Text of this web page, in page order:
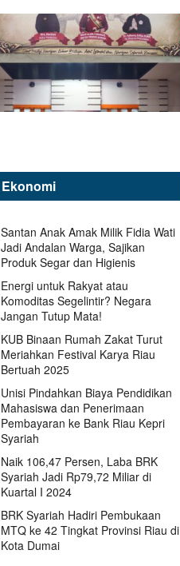
Ekonomi
Santan Anak Amak Milik Fidia Wati
Jadi Andalan Warga, Sajikan
Produk Segar dan Higienis
Energi untuk Rakyat atau
Komoditas Segelintir? Negara
Jangan Tutup Mata!
KUB Binaan Rumah Zakat Turut
Meriahkan Festival Karya Riau
Bertuah 2025
Unisi Pindahkan Biaya Pendidikan
Mahasiswa dan Penerimaan
Pembayaran ke Bank Riau Kepri
Syariah
Naik 106,47 Persen, Laba BRK
Syariah Jadi Rp79,72 Miliar di
Kuartal I 2024
BRK Syariah Hadiri Pembukaan
MTQ ke 42 Tingkat Provinsi Riau di
Kota Dumai